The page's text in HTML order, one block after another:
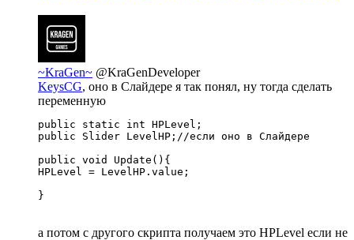
~KraGen~ @KraGenDeveloper
KeysCG, оно в Слайдере я так понял, ну тогда сделать
переменную
public static int HPLevel;
public Slider LevelHP;//если оно в Слайдере
public void Update(){
HPLevel = LevelHP.value;
}
а потом с другого скрипта получаем это HPLevel если не